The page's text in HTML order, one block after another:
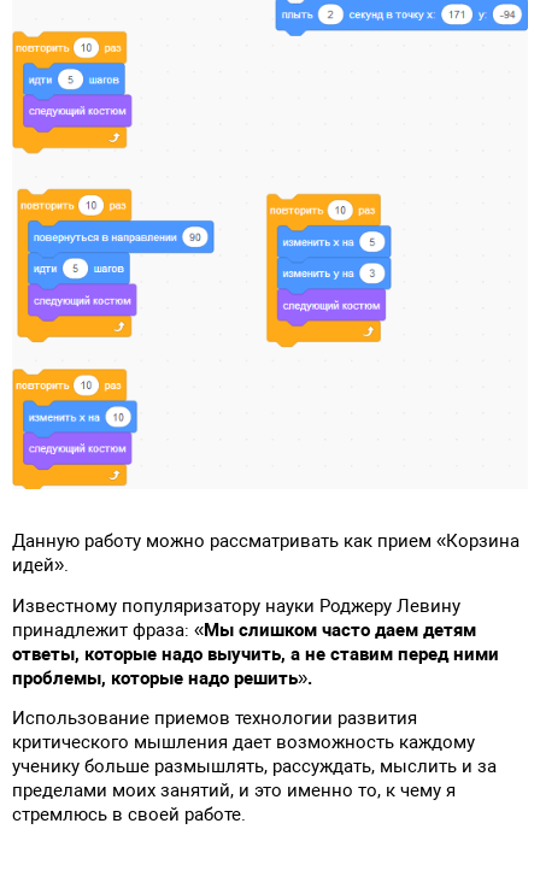
Данную работу можно рассматривать как прием «Корзина
идей».
Известному популяризатору науки Роджеру Левину
принадлежит фраза: «Мы слишком часто даем детям
ответы, которые надо выучить, а не ставим перед ними
проблемы, которые надо решить».
Использование приемов технологии развития
критического мышления дает возможность каждому
ученику больше размышлять, рассуждать, мыслить и за
пределами моих занятий, и это именно то, к чему я
стремлюсь в своей работе.